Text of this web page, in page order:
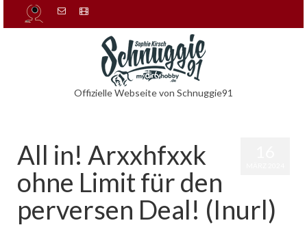
Offizielle Webseite von Schnuggie91
All in! Arxxhfxxk
ohne Limit für den
perversen Deal! (Inurl)